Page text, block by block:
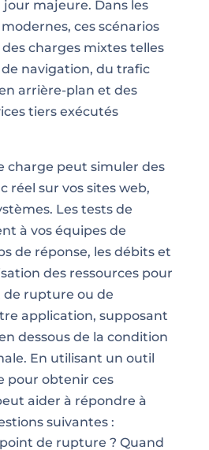
majeure. Dans les
ces scénarios
charges mixtes telles
de navigation, du trafic
arrière-plan et des
tiers exécutés
charge peut simuler des
réel sur vos sites web,
Les tests de
à vos équipes de
de réponse, les débits et
des ressources pour
rupture ou de
application, supposant
dessous de la condition
En utilisant un outil
pour obtenir ces
aider à répondre à
suivantes :
de rupture ? Quand